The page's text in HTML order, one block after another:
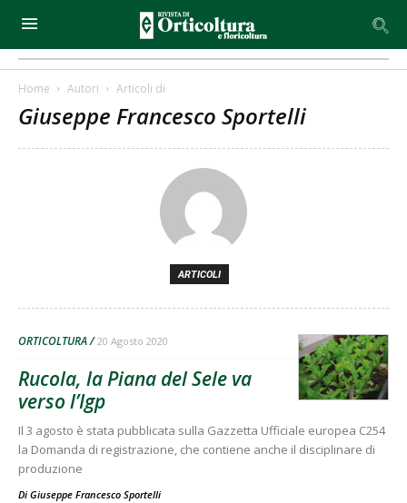
Home Autori Articoli di
Giuseppe Francesco Sportelli
ARTICOLI
ORTICOLTURA 20 Agosto 2020
Rucola, la Piana del Sele va
verso l’Igp
Il 3 agosto è stata pubblicata sulla Gazzetta Ufficiale europea C254
la Domanda di registrazione, che contiene anche il disciplinare di
produzione
Di Giuseppe Francesco Sportelli